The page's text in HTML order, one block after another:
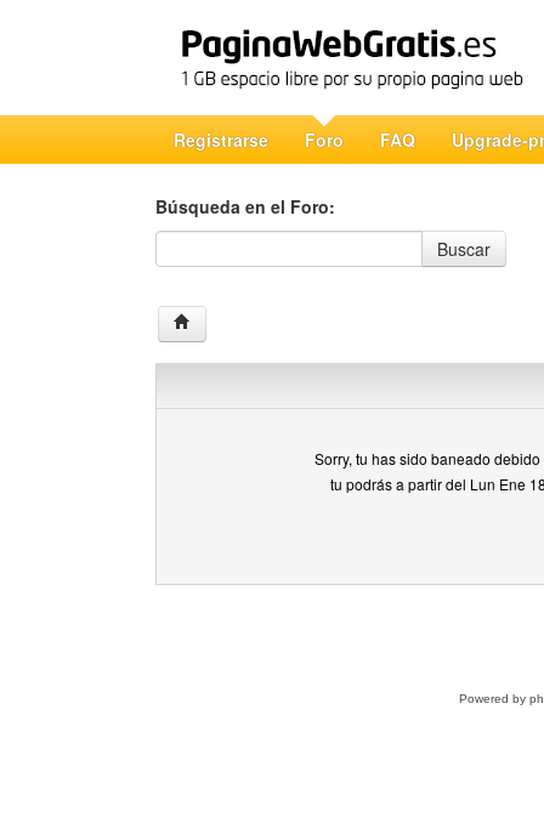
Registrarse Foro FAQ Upgrade-
Búsqueda en el Foro:
Búsqueda en el Foro
Buscar
Sorry, tu has sido baneado
tu podrás a partir del Lun Ene
Powered by